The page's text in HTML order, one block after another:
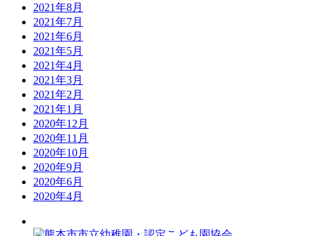
2021年8月
2021年7月
2021年6月
2021年5月
2021年4月
2021年3月
2021年2月
2021年1月
2020年12月
2020年11月
2020年10月
2020年9月
2020年6月
2020年4月